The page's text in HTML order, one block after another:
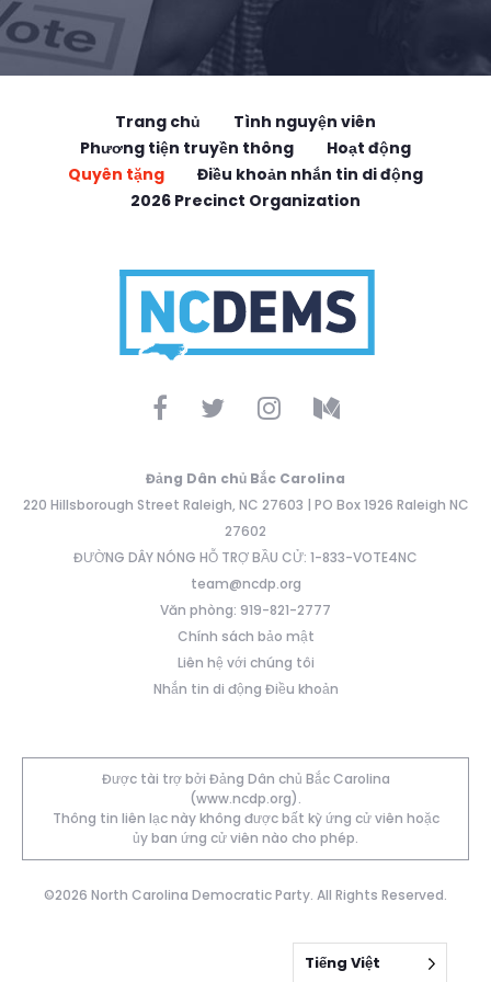
Trang chủ
Tình nguyện viên
Phương tiện truyền thông
Hoạt động
Quyên tặng
Điều khoản nhắn tin di động
2026 Precinct Organization
Đảng Dân chủ Bắc Carolina
220 Hillsborough Street Raleigh, NC 27603 | PO Box 1926 Raleigh NC
27602
ĐƯỜNG DÂY NÓNG HỖ TRỢ BẦU CỬ: 1-833-VOTE4NC
team@ncdp.org
Văn phòng: 919-821-2777
Chính sách bảo mật
Liên hệ với chúng tôi
Nhắn tin di động Điều khoản
Được tài trợ bởi Đảng Dân chủ Bắc Carolina
(www.ncdp.org).
Thông tin liên lạc này không được bất kỳ ứng cử viên hoặc
ủy ban ứng cử viên nào cho phép.
©2026 North Carolina Democratic Party. All Rights Reserved.
Tiếng Việt